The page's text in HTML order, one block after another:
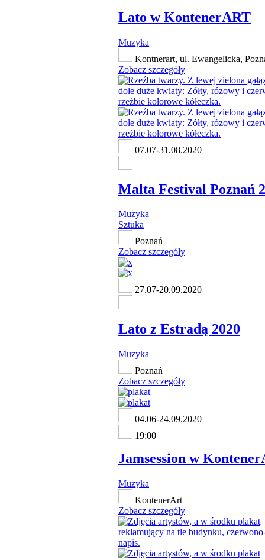
Lato w KontenerART
Muzyka
Kontnerart, ul. Ewangelicka,
Zobacz szczegóły
07.07-31.08.2020
Malta Festival Poznań
Muzyka
Sztuka
Poznań
Zobacz szczegóły
27.07-20.09.2020
Lato z Estradą 2020
Muzyka
Poznań
Zobacz szczegóły
04.06-24.09.2020
19:00
Jamsession w
Muzyka
KontenerArt
Zobacz szczegóły